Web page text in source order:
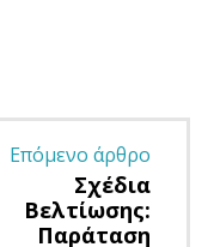
Επόμενο άρθρο
Σχέδια
Βελτίωσης:
Παράταση